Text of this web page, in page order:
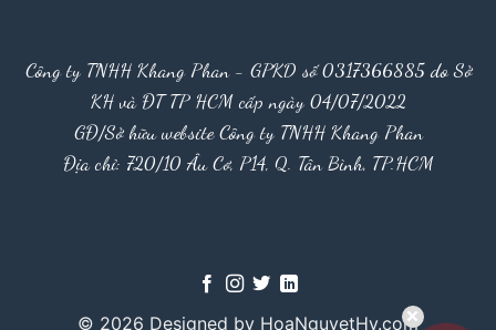
Công ty TNHH Khang Phan - GPKD số 0317366885 do Sở
KH và ĐT TP HCM cấp ngày 04/07/2022
GĐ/Sở hữu website Công ty TNHH Khang Phan
Địa chỉ: 720/10 Âu Cơ, P14, Q. Tân Bình, TP.HCM
© 2026 Designed by HoaNguyetHy.com